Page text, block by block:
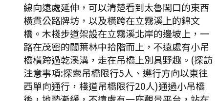
線向遠處延伸，可以清楚看到太魯閣口的東西
橫貫公路牌坊，以及橫跨在立霧溪上的錦文
橋。木棧步道架設在立霧溪北岸的邊坡上，一
路在茂密的闊葉林中拾階而上，不遠處有小吊
橋橫跨過乾溪溝，走在吊橋上別具野趣。(探訪
注意事項:探索吊橋限行5人、遵行方向以東往
西單向通行，棧道吊橋限行20人)通過小吊橋